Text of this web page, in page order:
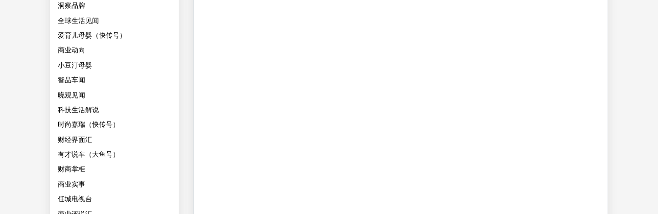
洞察品牌
全球生活见闻
爱育儿母婴（快传号）
商业动向
小豆汀母婴
智品车闻
晓观见闻
科技生活解说
时尚嘉瑞（快传号）
财经界面汇
有才说车（大鱼号）
财商掌柜
商业实事
任城电视台